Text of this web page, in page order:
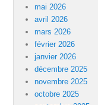
mai 2026
avril 2026
mars 2026
février 2026
janvier 2026
décembre 2025
novembre 2025
octobre 2025